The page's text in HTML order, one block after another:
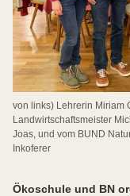
von links) Lehrerin Miriam
Landwirtschaftsmeister
Joas, und vom BUND
Inkoferer
Ökoschule und BN